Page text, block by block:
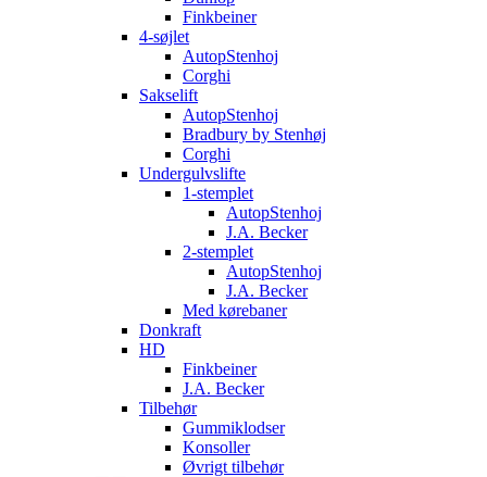
Finkbeiner
4-søjlet
AutopStenhoj
Corghi
Sakselift
AutopStenhoj
Bradbury by Stenhøj
Corghi
Undergulvslifte
1-stemplet
AutopStenhoj
J.A. Becker
2-stemplet
AutopStenhoj
J.A. Becker
Med kørebaner
Donkraft
HD
Finkbeiner
J.A. Becker
Tilbehør
Gummiklodser
Konsoller
Øvrigt tilbehør